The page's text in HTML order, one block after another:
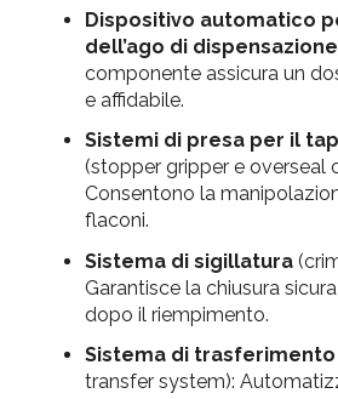
Dispositivo automatico
dell’ago di dispensazione
componente assicura un
e affidabile.
Sistemi di presa per il
(stopper gripper e overseal
Consentono la
flaconi.
Sistema di sigillatura
Garantisce la chiusura
dopo il riempimento.
Sistema di
transfer system):